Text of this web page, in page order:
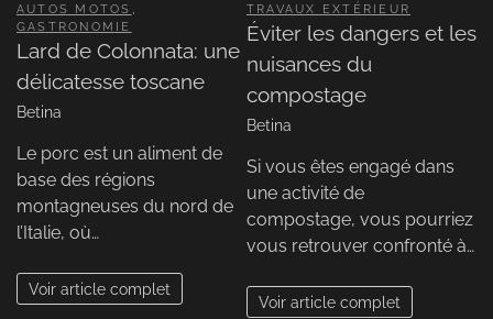
AUTOS MOTOS ,
GASTRONOMIE
Lard de Colonnata: une
délicatesse toscane
Betina
Le porc est un aliment de
base des régions
montagneuses du nord de
l’Italie, où…
Voir article complet
TRAVAUX EXTÉRIEUR
Éviter les dangers et les
nuisances du
compostage
Betina
Si vous êtes engagé dans
une activité de
compostage, vous pourriez
vous retrouver confronté à…
Voir article complet